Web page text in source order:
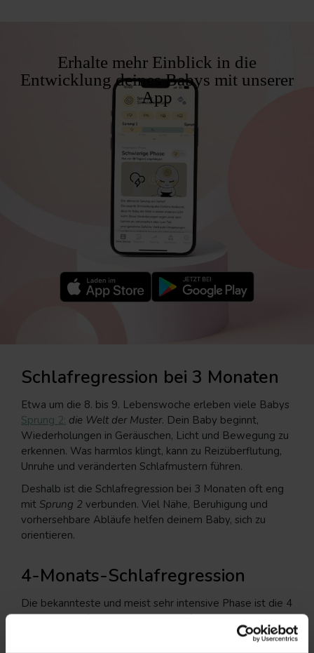
Erhalte mehr Einblick in die
Entwicklung deines Babys mit unserer
App
Schlafregression bei 3 Monaten
Etwa um die 8. bis 9. Lebenswoche erleben viele Babys
Sprung 2: die Welt der Muster. Dein Baby beginnt,
Wiederholungen in Geräuschen, Licht und Bewegung zu
erkennen. Was harmlos klingt, kann zu Reizüberflutung,
Unruhe und veränderten Schlafmustern führen.
Deshalb ist die Schlafregression bei 3 Monaten oft eng
mit Sprung 2 verbunden. Viel Nähe, Beruhigung und
vorhersehbare Abläufe helfen deinem Baby, sich zu
orientieren.
4-Monats-Schlafregression
Die bekannteste und meist sehr intensive Phase ist die 4
Monats Schlafregression. Sie tritt oft zwischen Woche
die Welt der